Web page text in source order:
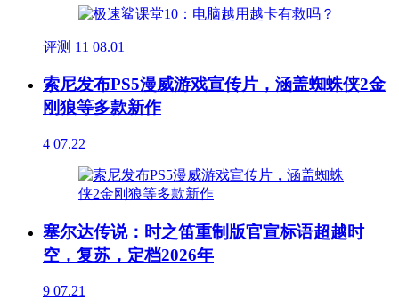
评测 11 08.01
索尼发布PS5漫威游戏宣传片，涵盖蜘蛛侠2金
刚狼等多款新作
4 07.22
塞尔达传说：时之笛重制版官宣标语超越时
空，复苏，定档2026年
9 07.21